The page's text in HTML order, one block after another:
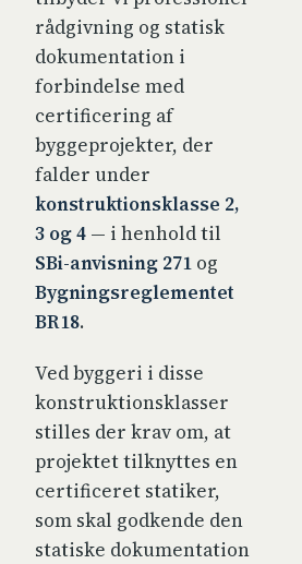
rådgivning og statisk
dokumentation i
forbindelse med
certificering af
byggeprojekter, der
falder under
konstruktionsklasse 2,
3 og 4 — i henhold til
SBi-anvisning 271 og
Bygningsreglementet
BR18.
Ved byggeri i disse
konstruktionsklasser
stilles der krav om, at
projektet tilknyttes en
certificeret statiker,
som skal godkende den
statiske dokumentation